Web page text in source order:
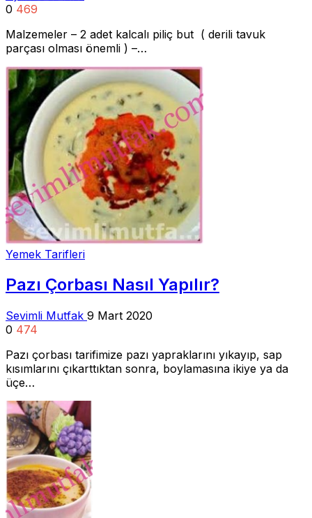
0 469
Malzemeler – 2 adet kalcalı piliç but ( derili tavuk
parçası olması önemli ) –…
Yemek Tarifleri
Pazı Çorbası Nasıl Yapılır?
Sevimli Mutfak 9 Mart 2020
0 474
Pazı çorbası tarifimize pazı yapraklarını yıkayıp, sap
kısımlarını çıkarttıktan sonra, boylamasına ikiye ya da
üçe…